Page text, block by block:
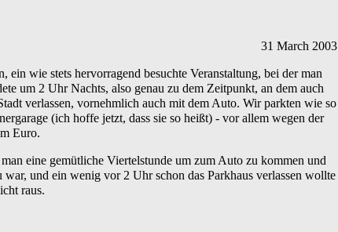
31 March 2003
wie stets hervorragend besuchte Veranstaltung, bei der man
um 2 Uhr Nachts, also genau zu dem Zeitpunkt, an dem auch
verlassen, vornehmlich auch mit dem Auto. Wir parkten wie so
(ich hoffe jetzt, dass sie so heißt) - vor allem wegen der
Euro.
eine gemütliche Viertelstunde um zum Auto zu kommen und
und ein wenig vor 2 Uhr schon das Parkhaus verlassen wollte
raus.